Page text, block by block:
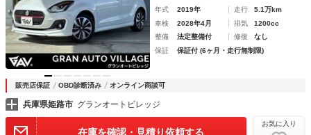
年式 2019年 走行
5.1万km
車検
2028年4月 排気
1200cc
整備
法定整備付 修復
なし
保証
保証付 (6ヶ月・走行無制限)
販売店保証 OBD診断済み オンライン商談可
兵庫県姫路市 グランオートビレッジ
在庫を確認・見積り依頼する
お気に入り